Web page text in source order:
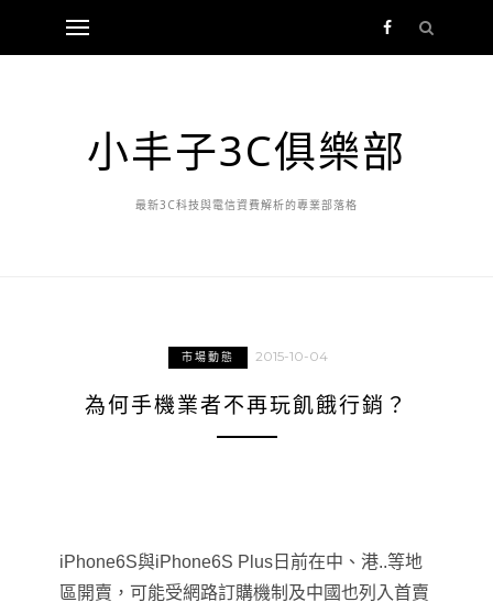
小丰子3C俱樂部
最新3C科技與電信資費解析的專業部落格
市場動態 2015-10-04
為何手機業者不再玩飢餓行銷？
iPhone6S與iPhone6S Plus日前在中、港..等地
區開賣，可能受網路訂購機制及中國也列入首賣